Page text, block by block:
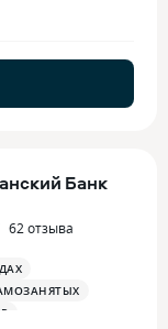
Банк
62 отзыва